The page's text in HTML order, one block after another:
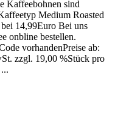
Kaffeebohnen sind
Medium Roasted
14,99Euro Bei uns
onbline bestellen.
vorhandenPreise ab:
zzgl. 19,00 %Stück pro